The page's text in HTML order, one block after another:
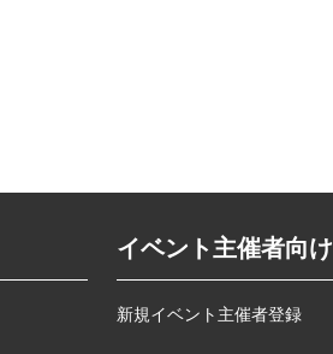
イベント主催者向け
新規イベント主催者登録